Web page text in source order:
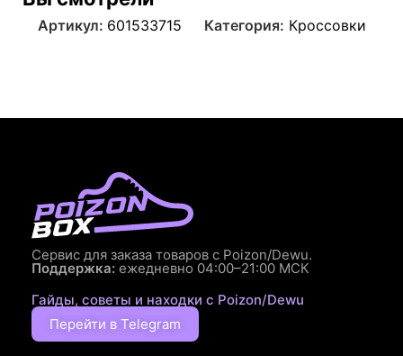
Артикул: 601533715 Категория: Кроссовки
Сервис для заказа товаров с Poizon/Dewu.
Поддержка: ежедневно 04:00–21:00 МСК
Гайды, советы и находки с Poizon/Dewu
Перейти в Telegram